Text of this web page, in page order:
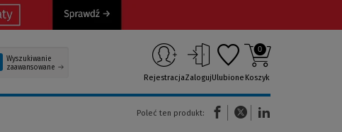
Wyszukiwanie
zaawansowane
RejestracjaZalogujUlubione
0
Koszyk
Poleć ten produkt:
(Nowe okno)(Link do innej strony)